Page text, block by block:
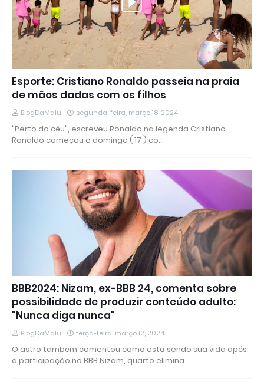
Esporte: Cristiano Ronaldo passeia na praia
de mãos dadas com os filhos
BlogDaMalu segunda-feira, março 18, 2024
"Perto do céu", escreveu Ronaldo na legenda Cristiano
Ronaldo começou o domingo ( 17 ) co…
BBB2024: Nizam, ex-BBB 24, comenta sobre
possibilidade de produzir conteúdo adulto:
"Nunca diga nunca"
BlogDaMalu terça-feira, março 12, 2024
O astro também comentou como está sendo sua vida após
a participação no BBB Nizam, quarto elimina…